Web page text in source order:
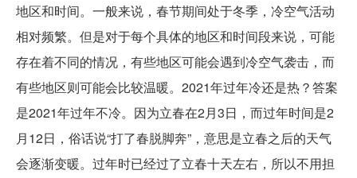
地区和时间。一般来说，春节期间处于冬季，冷空气活动
相对频繁。但是对于每个具体的地区和时间段来说，可能
存在着不同的情况，有些地区可能会遇到冷空气袭击，而
有些地区则可能会比较温暖。2021年过年冷还是热？答案
是2021年过年不冷。因为立春在2月3日，而过年时间是2
月12日，俗话说“打了春脱脚奔”，意思是立春之后的天气
会逐渐变暖。过年时已经过了立春十天左右，所以不用担